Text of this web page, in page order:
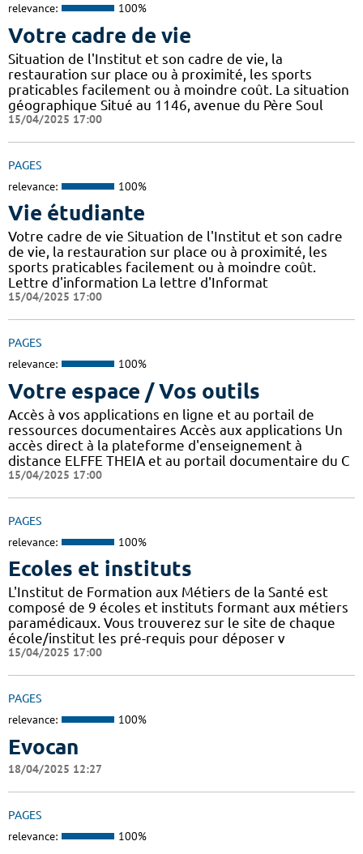
relevance: 100%
Votre cadre de vie
Situation de l'Institut et son cadre de vie, la
restauration sur place ou à proximité, les sports
praticables facilement ou à moindre coût. La situation
géographique Situé au 1146, avenue du Père Soul
15/04/2025 17:00
PAGES
relevance: 100%
Vie étudiante
Votre cadre de vie Situation de l'Institut et son cadre
de vie, la restauration sur place ou à proximité, les
sports praticables facilement ou à moindre coût.
Lettre d'information La lettre d'Informat
15/04/2025 17:00
PAGES
relevance: 100%
Votre espace / Vos outils
Accès à vos applications en ligne et au portail de
ressources documentaires Accès aux applications Un
accès direct à la plateforme d'enseignement à
distance ELFFE THEIA et au portail documentaire du C
15/04/2025 17:00
PAGES
relevance: 100%
Ecoles et instituts
L'Institut de Formation aux Métiers de la Santé est
composé de 9 écoles et instituts formant aux métiers
paramédicaux. Vous trouverez sur le site de chaque
école/institut les pré-requis pour déposer v
15/04/2025 17:00
PAGES
relevance: 100%
Evocan
18/04/2025 12:27
PAGES
relevance: 100%